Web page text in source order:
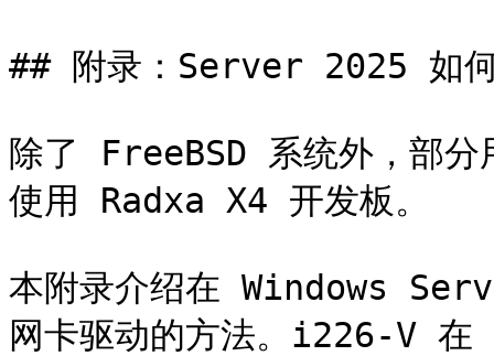
## 附录：Server 2025 如
除了 FreeBSD 系统外，部
使用 Radxa X4 开发板。
本附录介绍在 Windows
网卡驱动的方法。i226-V